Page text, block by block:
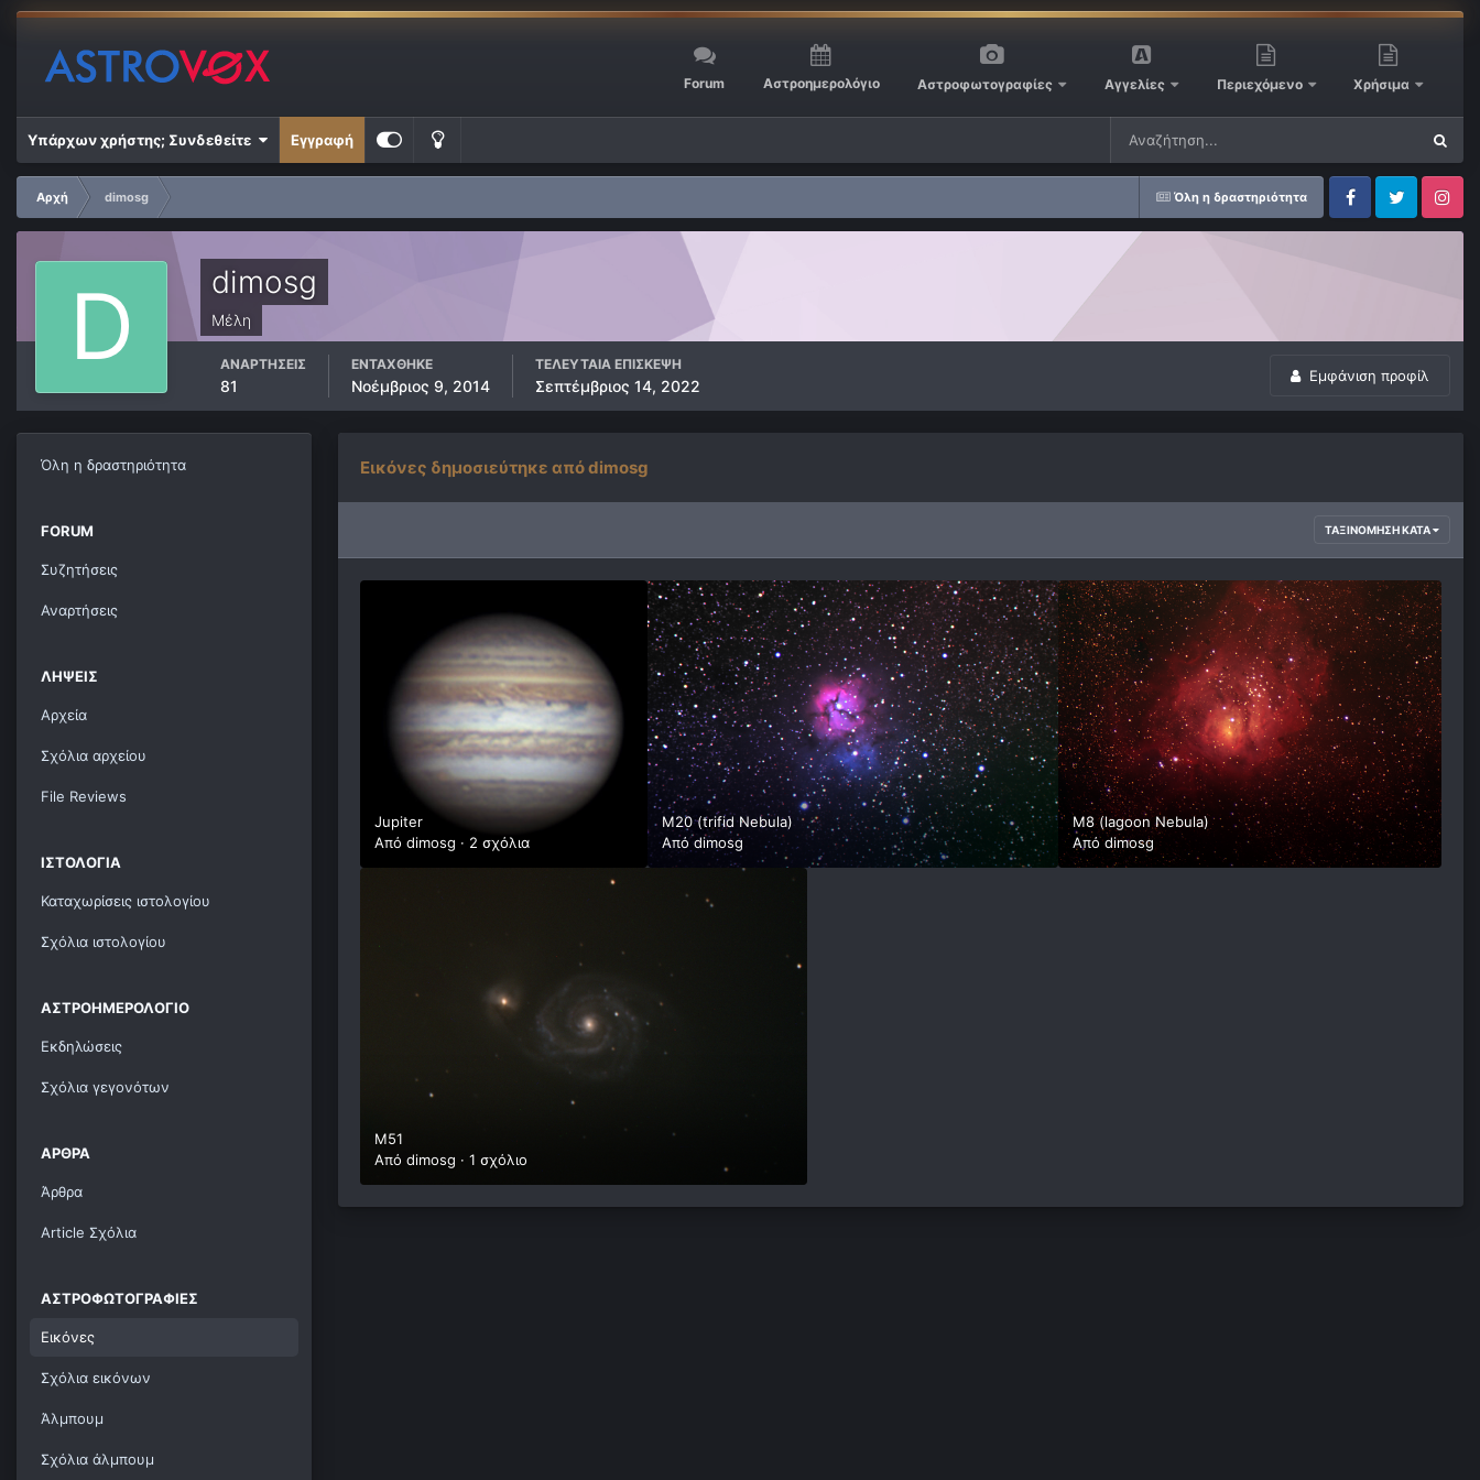
Forum Αστροημερολόγιο Αστροφωτογραφίες Αγγελίες Περιεχόμενο Χρήσιμα
Υπάρχων χρήστης; Συνδεθείτε Εγγραφή
Όλη η δραστηριότητα
Αρχή
dimosg
FacebookTwitter Instagram
dimosg
Μέλη
Εμφάνιση προφίλ
ΑΝΑΡΤΉΣΕΙΣ
81
ΕΝΤΆΧΘΗΚΕ
Νοέμβριος 9, 2014
ΤΕΛΕΥΤΑΊΑ ΕΠΊΣΚΕΨΗ
Σεπτέμβριος 14, 2022
Όλη η δραστηριότητα
FORUM
Συζητήσεις
Αναρτήσεις
ΛΉΨΕΙΣ
Αρχεία
Σχόλια αρχείου
File Reviews
ΙΣΤΟΛΌΓΙΑ
Καταχωρίσεις ιστολογίου
Σχόλια ιστολογίου
ΑΣΤΡΟΗΜΕΡΟΛΌΓΙΟ
Εκδηλώσεις
Σχόλια γεγονότων
ΆΡΘΡΑ
Άρθρα
Article Σχόλια
ΑΣΤΡΟΦΩΤΟΓΡΑΦΊΕΣ
Εικόνες
Σχόλια εικόνων
Άλμπουμ
Σχόλια άλμπουμ
Εικόνες δημοσιεύτηκε από dimosg
ΤΑΞΙΝΌΜΗΣΗ ΚΑΤΆ
Jupiter
Από dimosg · 2 σχόλια
M20 (trifid Nebula)
Απόdimosg
M8 (lagoon Nebula)
Απόdimosg
M51
Από dimosg · 1 σχόλιο